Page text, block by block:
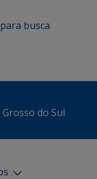
busca
do Sul